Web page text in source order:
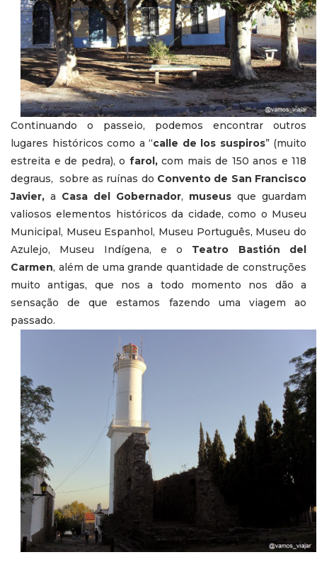
Continuando o passeio, podemos encontrar outros
lugares históricos como a “calle de los suspiros” (muito
estreita e de pedra), o farol, com mais de 150 anos e 118
degraus, sobre as ruínas do Convento de San Francisco
Javier, a Casa del Gobernador, museus que guardam
valiosos elementos históricos da cidade, como o Museu
Municipal, Museu Espanhol, Museu Português, Museu do
Azulejo, Museu Indígena, e o Teatro Bastión del
Carmen, além de uma grande quantidade de construções
muito antigas, que nos a todo momento nos dão a
sensação de que estamos fazendo uma viagem ao
passado.